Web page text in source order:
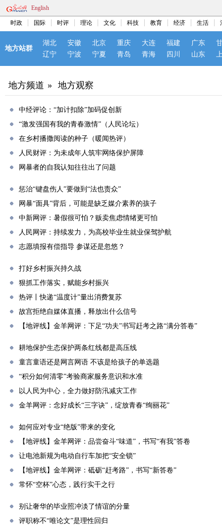
English
时政 国际 时评 理论 文化 科技 教育 经济 生活
地方站群
湖北 安徽 北京 重庆 大连 福建 广东
辽宁
宁波 宁夏 青岛 青海 四川 山东
地方频道 » 地方观察
中经评论：“加计扣除”加码促创新
“激发强国有我的青春激情”（人民论坛）
在乡村播撒阅读的种子（暖闻热评）
人民财评：为未成年人筑牢网络保护屏障
网暴者的自我认知往往出了问题
惩治“键盘伤人”要做到“法也责众”
网暴“面具”背后，可能是缺乏媒介素养的孩子
中新网评：暑假很可怕？贩卖焦虑情绪更可怕
人民网评：持续发力，为高校毕业生就业保驾护航
志愿填报有偿指导 参谋还是忽悠？
打好乡村振兴持久战
狠抓工作落实，赋能乡村振兴
热评丨快递“温度计”量出消费复苏
故宫拒绝自媒体直播，释放出什么信号
【地评线】金羊网评：下足“功夫”书写赶考之路“满分答卷”
耕地保护生态保护两条红线都是高压线
童言童语还是网言网语 不该是给孩子的单选题
“积分如何清零”考验商家服务意识和水准
以人民为中心，全力做好防汛减灾工作
金羊网评：念好成长“三字诀”，绽放青春“绚丽花”
如何应对专业“绝版”带来的变化
【地评线】金羊网评：品尝奋斗“味道”，书写“有我”答卷
让电池新规为电动自行车加把“安全锁”
【地评线】金羊网评：砥砺“赶考路”，书写“新答卷”
常怀“空杯”心态，践行实干之行
别让奢华的毕业照冲淡了情谊的分量
评职称不“唯论文”是理性回归